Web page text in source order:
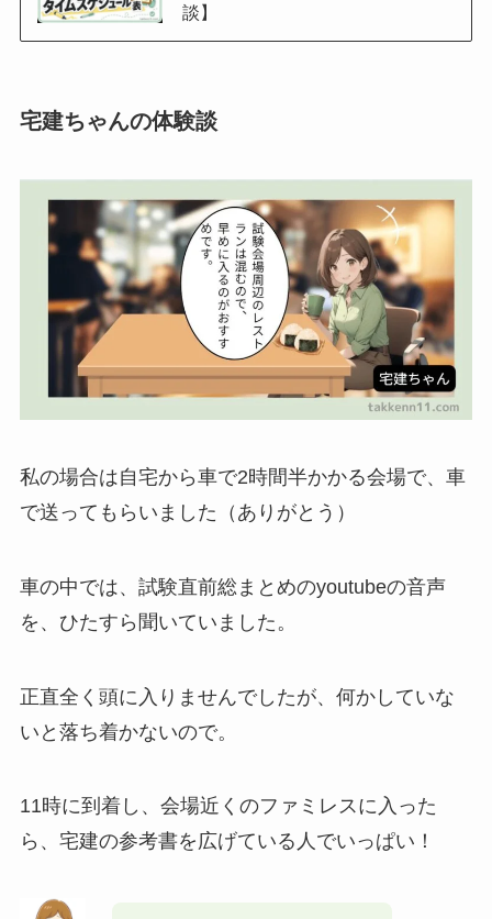
談】
宅建ちゃんの体験談
私の場合は自宅から車で2時間半かかる会場で、車
で送ってもらいました（ありがとう）
車の中では、試験直前総まとめのyoutubeの音声
を、ひたすら聞いていました。
正直全く頭に入りませんでしたが、何かしていな
いと落ち着かないので。
11時に到着し、会場近くのファミレスに入った
ら、宅建の参考書を広げている人でいっぱい！